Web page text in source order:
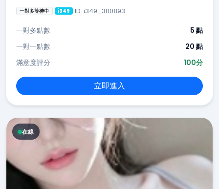
一對多等待中 i349 ID: i349_300893
一對多點數
5 點
一對一點數
20 點
滿意度評分
100分
立即進入
在線